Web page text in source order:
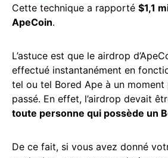
Cette technique a rapporté $1,1
ApeCoin.
L’astuce est que le airdrop
effectué instantanément en
tel ou tel Bored Ape à un moment
passé. En effet, l’airdrop devait
toute personne qui possède un
De ce fait, si vous avez donné